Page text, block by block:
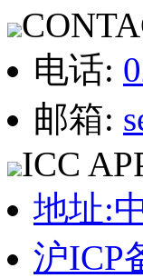
电话:
邮箱:
ICC
地址:
沪ICP